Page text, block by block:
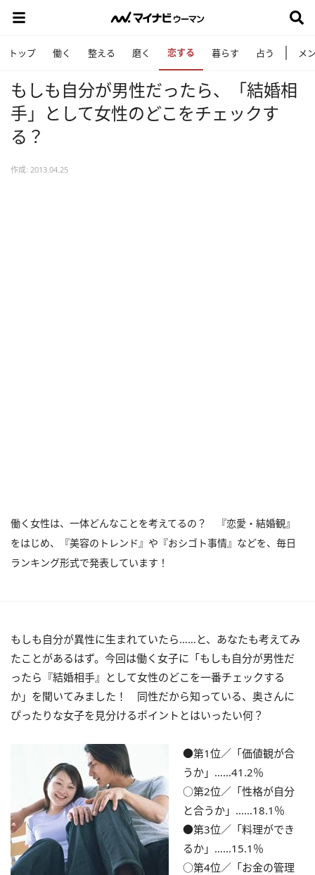
トップ 働く 整える 磨く 恋する 暮らす 占う メ
もしも自分が男性だったら、「結婚相
手」として女性のどこをチェックす
る？
作成: 2013.04.25
働く女性は、一体どんなことを考えてるの？ 『恋愛・結婚観』
をはじめ、『美容のトレンド』や『おシゴト事情』などを、毎日
ランキング形式で発表しています！
もしも自分が異性に生まれていたら……と、あなたも考えてみ
たことがあるはず。今回は働く女子に「もしも自分が男性だ
ったら『結婚相手』として女性のどこを一番チェックする
か」を聞いてみました！ 同性だから知っている、奥さんに
ぴったりな女子を見分けるポイントとはいったい何？
●第1位／「価値観が合
うか」……41.2％
○第2位／「性格が自分
と合うか」……18.1％
●第3位／「料理ができ
るか」……15.1％
○第4位／「お金の管理